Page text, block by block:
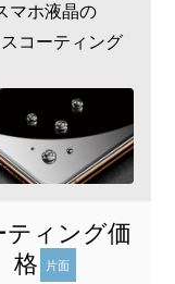
マホ液晶の
コーティング
ティング価
格
片面